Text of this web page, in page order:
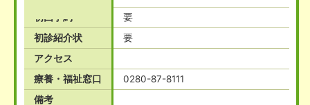
初回予約
要
初診紹介状
要
アクセス
療養・福祉窓口
0280-87-8111
備考